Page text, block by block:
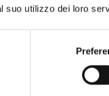
suo utilizzo dei loro